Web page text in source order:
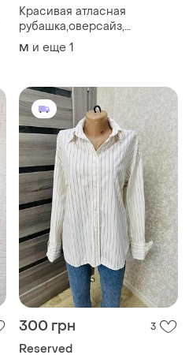
Красивая атласная
рубашка,оверсайз,
h&amp;m
M и еще 1
300 грн 3
Reserved